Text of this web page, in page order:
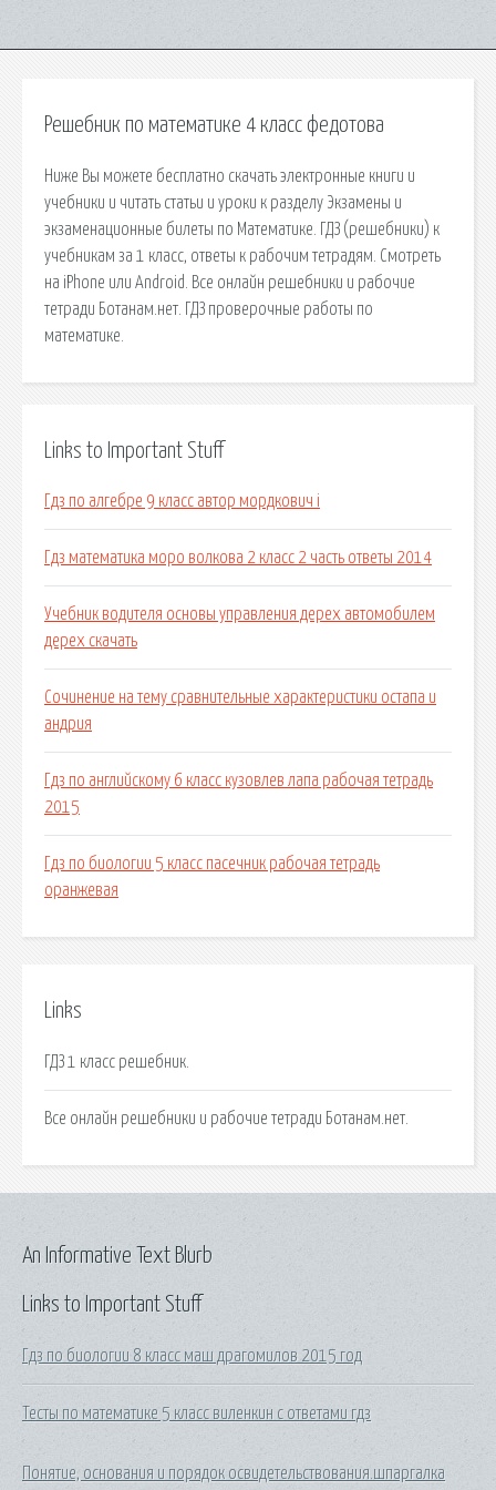
Решебник по математике 4 класс федотова
Ниже Вы можете бесплатно скачать электронные книги и
учебники и читать статьи и уроки к разделу Экзамены и
экзаменационные билеты по Математике. ГДЗ (решебники) к
учебникам за 1 класс, ответы к рабочим тетрадям. Смотреть
на iPhone или Android. Все онлайн решебники и рабочие
тетради Ботанам.нет. ГДЗ проверочные работы по
математике.
Links to Important Stuff
Гдз по алгебре 9 класс автор мордкович i
Гдз математика моро волкова 2 класс 2 часть ответы 2014
Учебник водителя основы управления дерех автомобилем
дерех скачать
Сочинение на тему сравнительные характеристики остапа и
андрия
Гдз по английскому 6 класс кузовлев лапа рабочая тетрадь
2015
Гдз по биологии 5 класс пасечник рабочая тетрадь
оранжевая
Links
ГДЗ 1 класс решебник.
Все онлайн решебники и рабочие тетради Ботанам.нет.
Links to Important Stuff
Гдз по биологии 8 класс маш драгомилов 2015 год
Тесты по математике 5 класс виленкин с ответами гдз
Понятие, основания и порядок освидетельствования.шпаргалка
An Informative Text Blurb